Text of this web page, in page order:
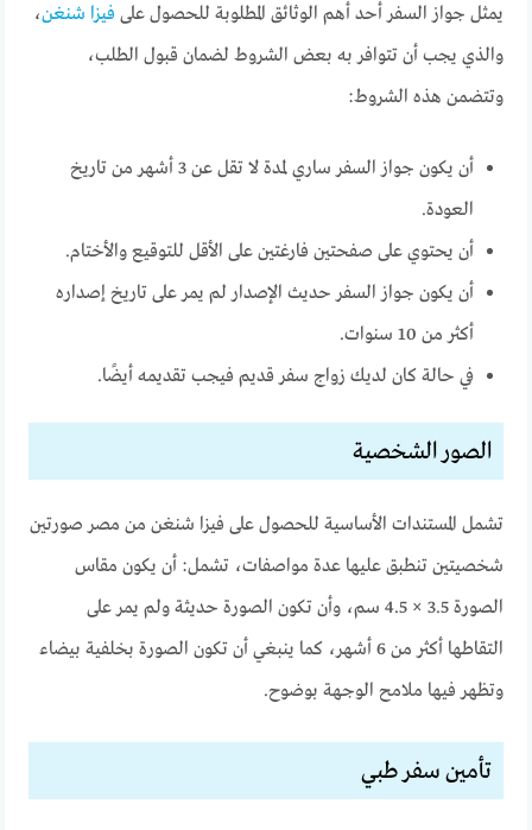
يمثل جواز السفر أحد أهم الوثائق المطلوبة للحصول على فيزا شنغن،
والذي يجب أن تتوافر به بعض الشروط لضمان قبول الطلب،
وتتضمن هذه الشروط:
أن يكون جواز السفر ساري لمدة لا تقل عن 3 أشهر من تاريخ
العودة.
أن يحتوي على صفحتين فارغتين على الأقل للتوقيع والأختام.
أن يكون جواز السفر حديث الإصدار لم يمر على تاريخ إصداره
أكثر من 10 سنوات.
في حالة كان لديك زواج سفر قديم فيجب تقديمه أيضًا.
الصور الشخصية
تشمل المستندات الأساسية للحصول على فيزا شنغن من مصر صورتين
شخصيتين تنطبق عليها عدة مواصفات، تشمل: أن يكون مقاس
الصورة 3.5 × 4.5 سم، وأن تكون الصورة حديثة ولم يمر على
التقاطها أكثر من 6 أشهر، كما ينبغي أن تكون الصورة بخلفية بيضاء
وتظهر فيها ملامح الوجهة بوضوح.
تأمين سفر طبي